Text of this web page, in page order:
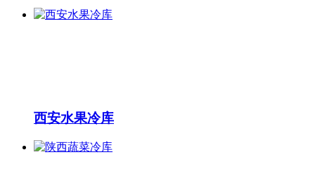
西安水果冷库